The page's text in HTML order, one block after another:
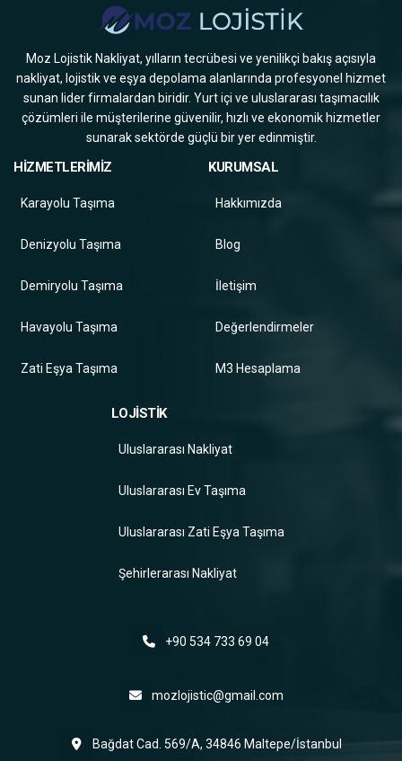
Moz Lojistik Nakliyat, yılların tecrübesi ve yenilikçi bakış açısıyla
nakliyat, lojistik ve eşya depolama alanlarında profesyonel hizmet
sunan lider firmalardan biridir. Yurt içi ve uluslararası taşımacılık
çözümleri ile müşterilerine güvenilir, hızlı ve ekonomik hizmetler
sunarak sektörde güçlü bir yer edinmiştir.
HİZMETLERİMİZ
Karayolu Taşıma
Denizyolu Taşıma
Demiryolu Taşıma
Havayolu Taşıma
Zati Eşya Taşıma
KURUMSAL
Hakkımızda
Blog
İletişim
Değerlendirmeler
M3 Hesaplama
LOJİSTİK
Uluslararası Nakliyat
Uluslararası Ev Taşıma
Uluslararası Zati Eşya Taşıma
Şehirlerarası Nakliyat
+90 534 733 69 04
mozlojistic@gmail.com
Bağdat Cad. 569/A, 34846 Maltepe/İstanbul